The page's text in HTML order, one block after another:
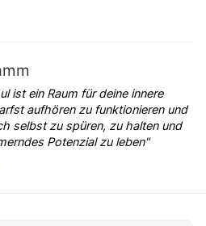
ist ein Raum für deine innere
aufhören zu funktionieren und
selbst zu spüren, zu halten und
Potenzial zu leben"